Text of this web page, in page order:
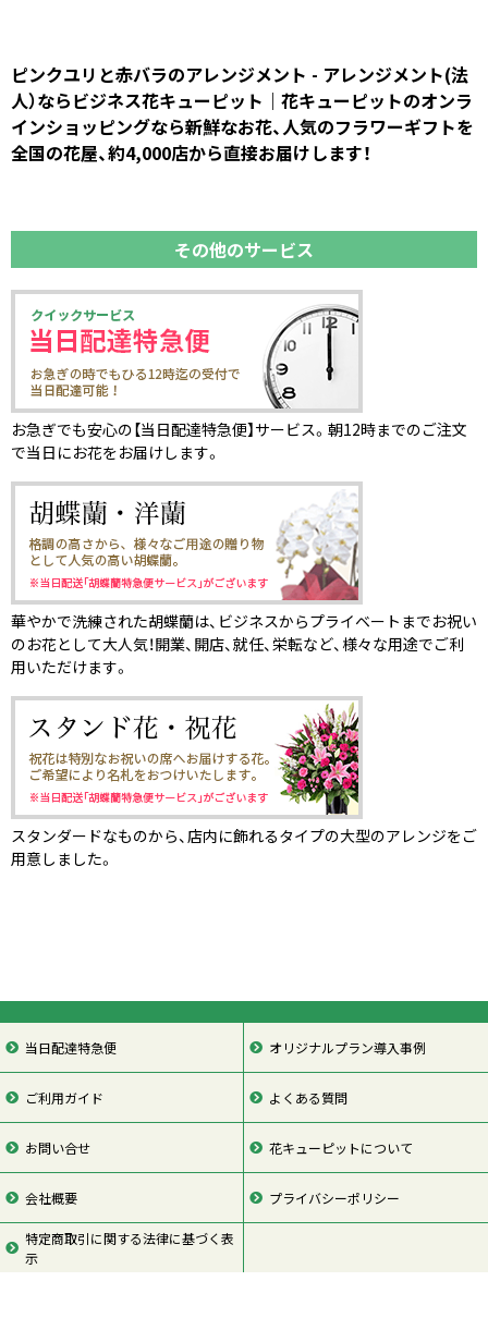
ピンクユリと赤バラのアレンジメント - アレンジメント(法
人）ならビジネス花キューピット｜花キューピットのオンラ
インショッピングなら新鮮なお花、人気のフラワーギフトを
全国の花屋、約4,000店から直接お届けします！
その他のサービス
お急ぎでも安心の【当日配達特急便】サービス。朝12時までのご注文
で当日にお花をお届けします。
華やかで洗練された胡蝶蘭は、ビジネスからプライベートまでお祝い
のお花として大人気！開業、開店、就任、栄転など、様々な用途でご利
用いただけます。
スタンダードなものから、店内に飾れるタイプの大型のアレンジをご
用意しました。
当日配達特急便 オリジナルプラン導入事例
ご利用ガイド よくある質問
お問い合せ 花キューピットについて
会社概要 プライバシーポリシー
特定商取引に関する法律に基づく表
示